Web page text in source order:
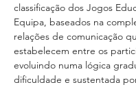
classificação dos Jogos
Equipa, baseados na
relações de comunicação
estabelecem entre os
evoluindo numa lógica
dificuldade e sustentada